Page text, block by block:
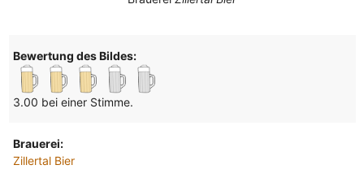
Bewertung des Bildes:
3.00 bei einer Stimme.
Brauerei:
Zillertal Bier